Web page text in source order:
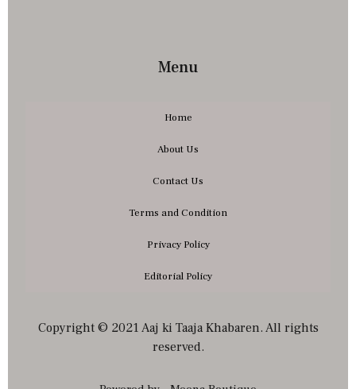
Menu
Home
About Us
Contact Us
Terms and Condition
Privacy Policy
Editorial Policy
Copyright © 2021 Aaj ki Taaja Khabaren. All rights
reserved.